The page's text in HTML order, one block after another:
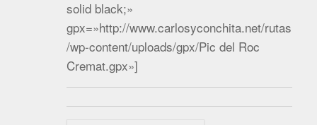
solid black;»
gpx=»http://www.carlosyconchita.net/rutas
/wp-content/uploads/gpx/Pic del Roc
Cremat.gpx»]